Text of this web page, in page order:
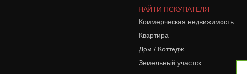
НАЙТИ ПОКУПАТЕЛЯ
Коммерческая недвижимость
Квартира
Дом / Коттедж
Земельный участок